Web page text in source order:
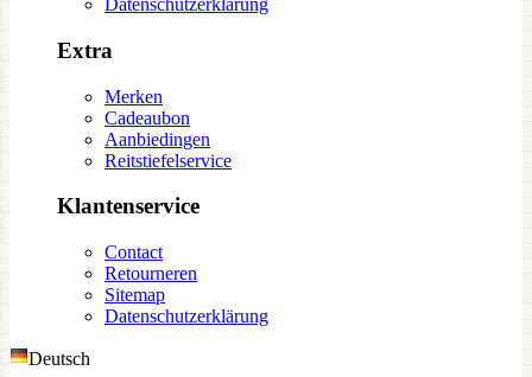
Datenschutzerklärung
Extra
Merken
Cadeaubon
Aanbiedingen
Reitstiefelservice
Klantenservice
Contact
Retourneren
Sitemap
Datenschutzerklärung
Deutsch